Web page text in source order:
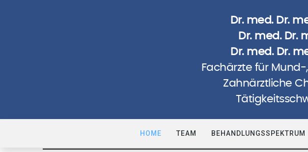
Dr. med. Dr.
Dr. med. Dr.
Dr. med. Dr.
Fachärzte für
Zahnärztliche
HOME TEAM BEHANDLUNGSSPEKTRUM
INTERPLAST– Einsatz für humanitäre Hilfe – 29.11.96 - 14.12.96 Hambantota, Sri